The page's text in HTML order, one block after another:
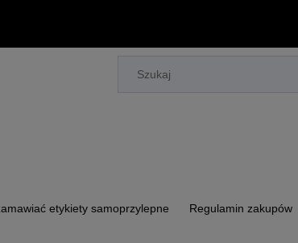
etykiety samoprzylepne Regulamin zakupów